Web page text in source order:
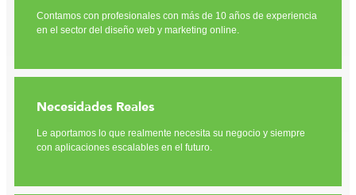
Contamos con profesionales con más de 10 años de experiencia
en el sector del diseño web y marketing online.
Necesidades Reales
Le aportamos lo que realmente necesita su negocio y siempre
con aplicaciones escalables en el futuro.